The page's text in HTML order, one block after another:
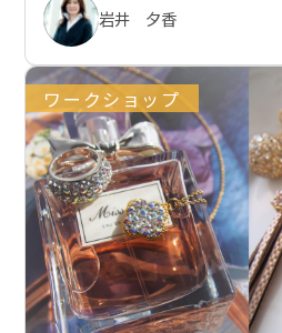
岩井 夕香
ワークショップ